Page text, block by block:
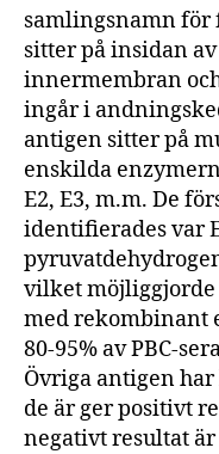
samlingsnamn för
sitter på insidan
innermembran
ingår i
antigen sitter på
enskilda
E2, E3, m.m. De
identifierades var
vilket
med rekombinant
80-95% av PBC-
Övriga antigen
de är ger positivt
negativt resultat